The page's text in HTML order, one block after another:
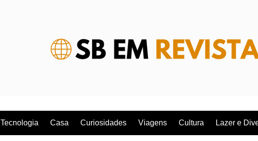
Tecnologia Casa Curiosidades Viagens Cultura Lazer e